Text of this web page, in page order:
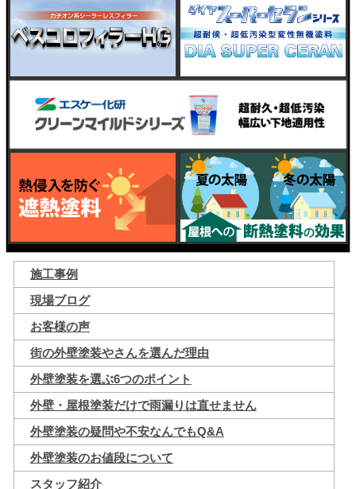
施工事例
現場ブログ
お客様の声
街の外壁塗装やさんを選んだ理由
外壁塗装を選ぶ6つのポイント
外壁・屋根塗装だけで雨漏りは直せません
外壁塗装の疑問や不安なんでもQ&A
外壁塗装のお値段について
スタッフ紹介